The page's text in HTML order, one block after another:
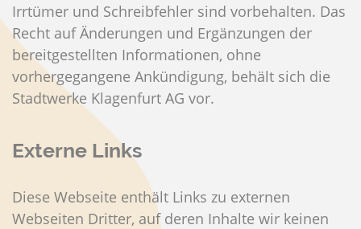
Irrtümer und Schreibfehler sind vorbehalten. Das
Recht auf Änderungen und Ergänzungen der
bereitgestellten Informationen, ohne
vorhergegangene Ankündigung, behält sich die
Stadtwerke Klagenfurt AG vor.
Externe Links
Diese Webseite enthält Links zu externen
Webseiten Dritter, auf deren Inhalte wir keinen